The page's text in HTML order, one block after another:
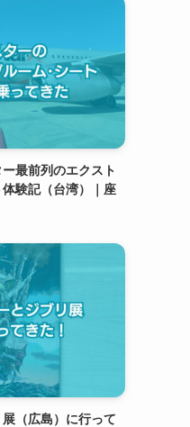
ー最前列のエクスト
験記（台湾）｜座
（広島）に行って